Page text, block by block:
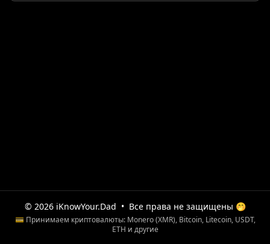
© 2026 iKnowYour.Dad • Все права не защищены 🤭
💳 Принимаем криптовалюты: Monero (XMR), Bitcoin, Litecoin, USDT,
ETH и другие